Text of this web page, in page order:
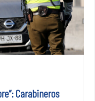
Carabineros